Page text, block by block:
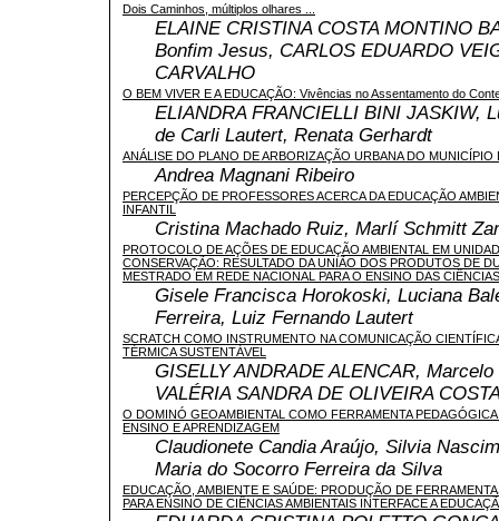
Dois Caminhos, múltiplos olhares ...
ELAINE CRISTINA COSTA MONTINO
Bonfim Jesus, CARLOS EDUARDO
CARVALHO
O BEM VIVER E A EDUCAÇÃO: Vivências no Assentamento do
ELIANDRA FRANCIELLI BINI JASKIW,
de Carli Lautert, Renata Gerhardt
ANÁLISE DO PLANO DE ARBORIZAÇÃO URBANA DO MUNICÍPIO
Andrea Magnani Ribeiro
PERCEPÇÃO DE PROFESSORES ACERCA DA EDUCAÇÃO
INFANTIL
Cristina Machado Ruiz, Marlí Schmitt
PROTOCOLO DE AÇÕES DE EDUCAÇÃO AMBIENTAL EM
CONSERVAÇÃO: RESULTADO DA UNIÃO DOS PRODUTOS DE
MESTRADO EM REDE NACIONAL PARA O ENSINO DAS
Gisele Francisca Horokoski, Luciana
Ferreira, Luiz Fernando Lautert
SCRATCH COMO INSTRUMENTO NA COMUNICAÇÃO
TÉRMICA SUSTENTÁVEL
GISELLY ANDRADE ALENCAR,
VALÉRIA SANDRA DE OLIVEIRA
O DOMINÓ GEOAMBIENTAL COMO FERRAMENTA
ENSINO E APRENDIZAGEM
Claudionete Candia Araújo, Silvia
Maria do Socorro Ferreira da Silva
EDUCAÇÃO, AMBIENTE E SAÚDE: PRODUÇÃO DE
PARA ENSINO DE CIÊNCIAS AMBIENTAIS INTERFACE A